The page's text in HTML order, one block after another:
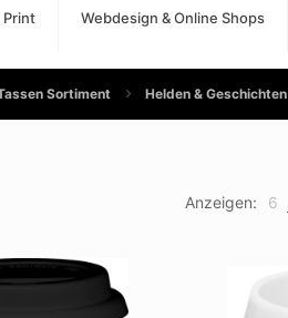
Print Webdesign & Online Shops
Sortiment Helden & Geschichten
Anzeigen: 6